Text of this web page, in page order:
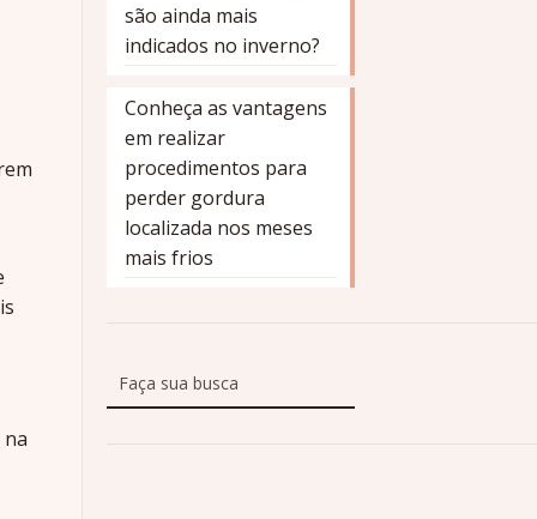
são ainda mais
indicados no inverno?
Conheça as vantagens
em realizar
procedimentos para
perder gordura
localizada nos meses
mais frios